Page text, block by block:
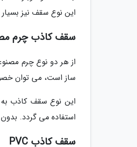
این نوع سقف نیز
سقف کاذب چرم
از هر دو نوع چرم
ساز است، می توان
این نوع سقف کاذب به
استفاده می گردد.
سقف کاذب PVC